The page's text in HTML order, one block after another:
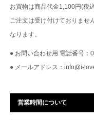
お買物は商品代金1,100円(税
ご注文は受け付けておりませ
なります。
● お問い合わせ用 電話番号：
● メールアドレス：info@i-
営業時間について